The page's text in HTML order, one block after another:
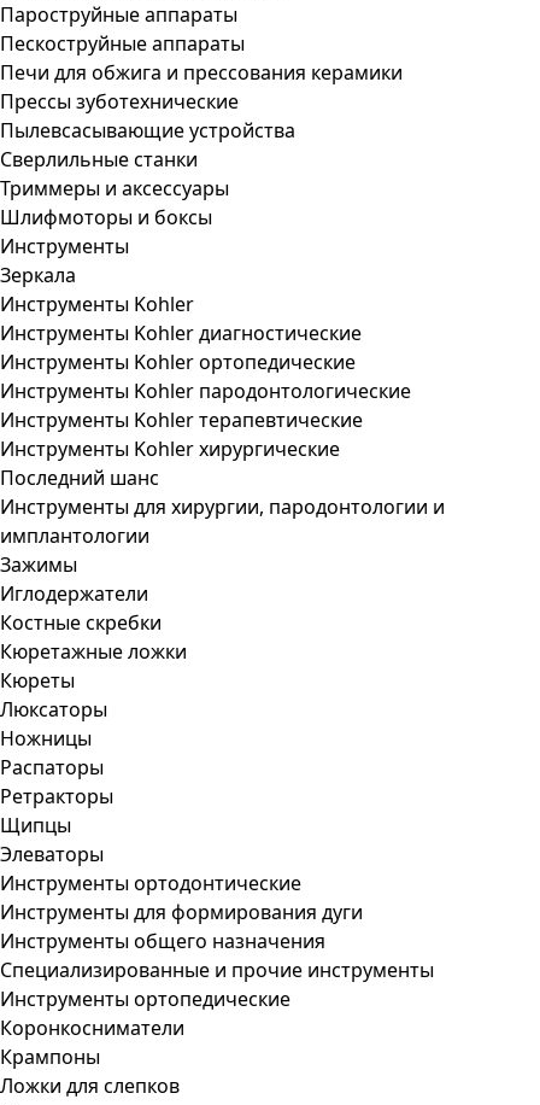
Пароструйные аппараты
Пескоструйные аппараты
Печи для обжига и прессования керамики
Прессы зуботехнические
Пылевсасывающие устройства
Сверлильные станки
Триммеры и аксессуары
Шлифмоторы и боксы
Инструменты
Зеркала
Инструменты Kohler
Инструменты Kohler диагностические
Инструменты Kohler ортопедические
Инструменты Kohler пародонтологические
Инструменты Kohler терапевтические
Инструменты Kohler хирургические
Последний шанс
Инструменты для хирургии, пародонтологии и
имплантологии
Зажимы
Иглодержатели
Костные скребки
Кюретажные ложки
Кюреты
Люксаторы
Ножницы
Распаторы
Ретракторы
Щипцы
Элеваторы
Инструменты ортодонтические
Инструменты для формирования дуги
Инструменты общего назначения
Специализированные и прочие инструменты
Инструменты ортопедические
Коронкосниматели
Крампоны
Ложки для слепков